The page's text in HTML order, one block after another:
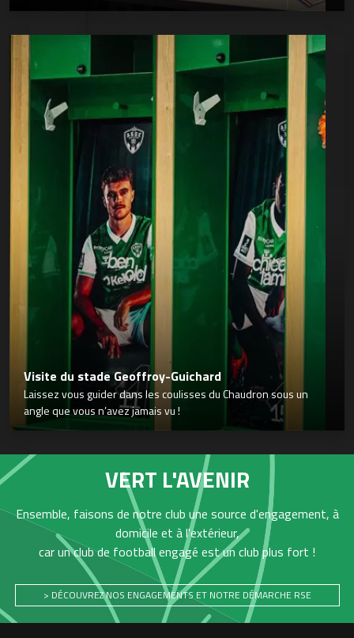
Visite du stade Geoffroy-Guichard
Laissez vous guider dans les coulisses du Chaudron sous un
angle que vous n’avez jamais vu !
VERT L'AVENIR
Ensemble, faisons de notre club une source d'engagement, à
domicile et à l'extérieur,
car un club de football engagé est un club plus fort !
> DÉCOUVREZ NOS ENGAGEMENTS ET NOTRE DÉMARCHE RSE